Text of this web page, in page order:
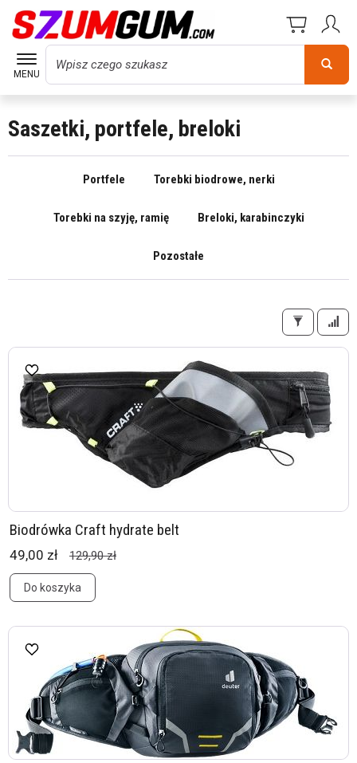
MENU
Wyszukaj
Saszetki, portfele, breloki
Portfele Torebki biodrowe, nerki
Torebki na szyję, ramię Breloki, karabinczyki
Pozostałe
Biodrówka Craft hydrate belt
49,00 zł 129,90 zł
Do koszyka